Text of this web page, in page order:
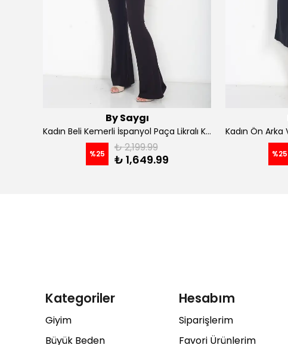
By Saygı
Kadın Beli Kemerli İspanyol Paça Likralı Krep Pantolon - Kahve
%25 ₺ 2,199.99
₺ 1,649.99 %25
Kategoriler
Giyim
Büyük Beden
Hesabım
Siparişlerim
Favori Ürünlerim